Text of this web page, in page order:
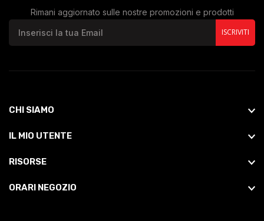
Rimani aggiornato sulle nostre promozioni e prodotti
ISCRIVITI
CHI SIAMO
IL MIO UTENTE
RISORSE
ORARI NEGOZIO